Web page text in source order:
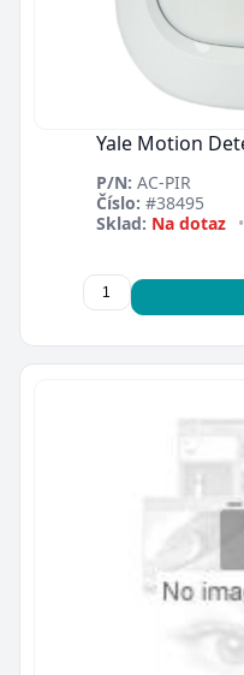
Yale Motion
P/N: AC-PIR
Číslo: #38495
Sklad: Na dotaz •